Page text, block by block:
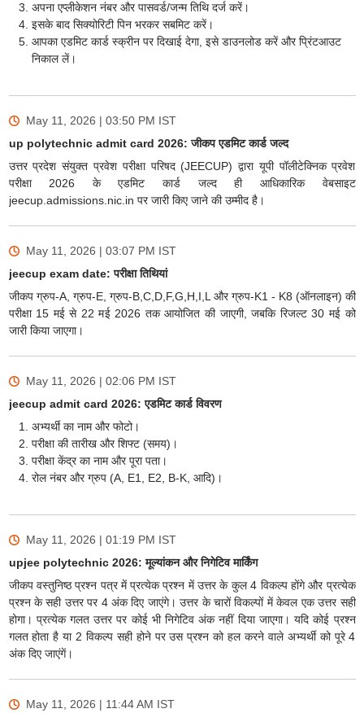
अपना एप्लीकेशन नंबर और पासवर्ड/जन्म तिथि दर्ज करें।
इसके बाद सिक्योरिटी पिन भरकर सबमिट करें।
आपका एडमिट कार्ड स्क्रीन पर दिखाई देगा, इसे डाउनलोड करें और प्रिंटआउट
निकाल लें।
May 11, 2026 | 03:50 PM IST
up polytechnic admit card 2026: जीकप एडमिट कार्ड जल्द
उत्तर प्रदेश संयुक्त प्रवेश परीक्षा परिषद (JEECUP) द्वारा यूपी पॉलीटेक्निक प्रवेश
परीक्षा 2026 के एडमिट कार्ड जल्द ही आधिकारिक वेबसाइट
jeecup.admissions.nic.in पर जारी किए जाने की उम्मीद है।
May 11, 2026 | 03:07 PM IST
jeecup exam date: परीक्षा तिथियां
जीकप ग्रुप-A, ग्रुप-E, ग्रुप-B,C,D,F,G,H,I,L और ग्रुप-K1 - K8 (ऑनलाइन) की
परीक्षा 15 मई से 22 मई 2026 तक आयोजित की जाएगी, जबकि रिजल्ट 30 मई को
जारी किया जाएगा।
May 11, 2026 | 02:06 PM IST
jeecup admit card 2026: एडमिट कार्ड विवरण
अभ्यर्थी का नाम और फोटो।
परीक्षा की तारीख और शिफ्ट (समय)।
परीक्षा केंद्र का नाम और पूरा पता।
रोल नंबर और ग्रुप (A, E1, E2, B-K, आदि)।
May 11, 2026 | 01:19 PM IST
upjee polytechnic 2026: मूल्यांकन और निगेटिव मार्किंग
जीकप वस्तुनिष्ठ प्रश्न पत्र में प्रत्येक प्रश्न में उत्तर के कुल 4 विकल्प होंगे और प्रत्येक
प्रश्न के सही उत्तर पर 4 अंक दिए जाएंगे। उत्तर के चारों विकल्पों में केवल एक उत्तर सही
होगा। प्रत्येक गलत उत्तर पर कोई भी निगेटिव अंक नहीं दिया जाएगा। यदि कोई प्रश्न
गलत होता है या 2 विकल्प सही होने पर उस प्रश्न को हल करने वाले अभ्यर्थी को पूरे 4
अंक दिए जाएंगें।
May 11, 2026 | 11:44 AM IST